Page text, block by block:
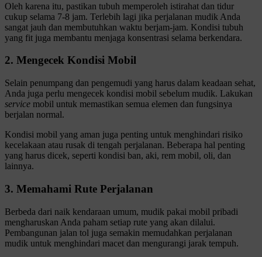
Oleh karena itu, pastikan tubuh memperoleh istirahat dan tidur
cukup selama 7-8 jam. Terlebih lagi jika perjalanan mudik Anda
sangat jauh dan membutuhkan waktu berjam-jam. Kondisi tubuh
yang fit juga membantu menjaga konsentrasi selama berkendara.
2. Mengecek Kondisi Mobil
Selain penumpang dan pengemudi yang harus dalam keadaan sehat,
Anda juga perlu mengecek kondisi mobil sebelum mudik. Lakukan
service mobil untuk memastikan semua elemen dan fungsinya
berjalan normal.
Kondisi mobil yang aman juga penting untuk menghindari risiko
kecelakaan atau rusak di tengah perjalanan. Beberapa hal penting
yang harus dicek, seperti kondisi ban, aki, rem mobil, oli, dan
lainnya.
3. Memahami Rute Perjalanan
Berbeda dari naik kendaraan umum, mudik pakai mobil pribadi
mengharuskan Anda paham setiap rute yang akan dilalui.
Pembangunan jalan tol juga semakin memudahkan perjalanan
mudik untuk menghindari macet dan mengurangi jarak tempuh.